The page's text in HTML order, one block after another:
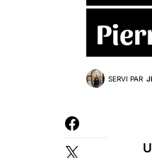
SERVI PAR